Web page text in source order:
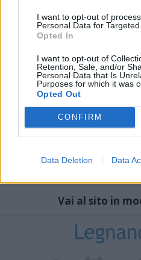
I want to opt-out of
Personal Data for Targeted
Opted In
I want to opt-out of
Retention, Sale, and/or
Personal Data that Is
Purposes for which it was
Opted Out
CONFIRM
Data Deletion Data
Vai al sito in